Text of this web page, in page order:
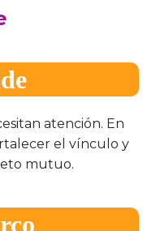
atención. En
el vínculo y
mutuo.